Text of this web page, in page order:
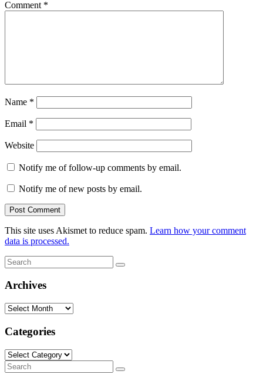
Comment *
Name *
Email *
Website
Notify me of follow-up comments by email.
Notify me of new posts by email.
This site uses Akismet to reduce spam. Learn how your comment
data is processed.
Search
for:
Search
Archives
Archives
Categories
Categories
Search
for:
Search